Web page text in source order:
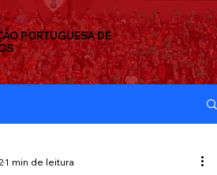
PORTUGUESA DE
1 min de leitura